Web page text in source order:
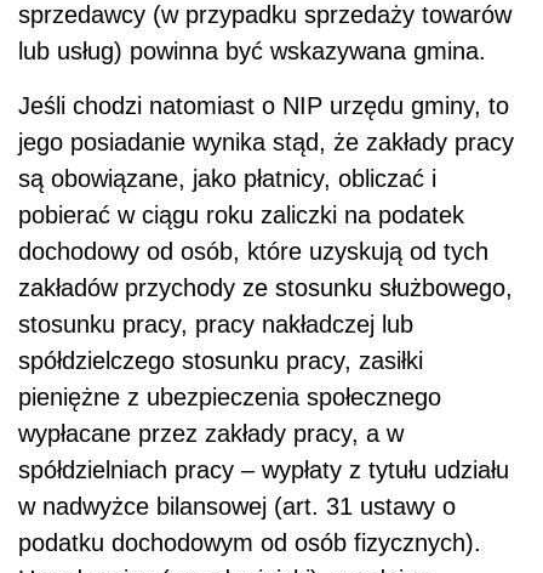
sprzedawcy (w przypadku sprzedaży towarów
lub usług) powinna być wskazywana gmina.
Jeśli chodzi natomiast o NIP urzędu gminy, to
jego posiadanie wynika stąd, że zakłady pracy
są obowiązane, jako płatnicy, obliczać i
pobierać w ciągu roku zaliczki na podatek
dochodowy od osób, które uzyskują od tych
zakładów przychody ze stosunku służbowego,
stosunku pracy, pracy nakładczej lub
spółdzielczego stosunku pracy, zasiłki
pieniężne z ubezpieczenia społecznego
wypłacane przez zakłady pracy, a w
spółdzielniach pracy – wypłaty z tytułu udziału
w nadwyżce bilansowej (art. 31 ustawy o
podatku dochodowym od osób fizycznych).